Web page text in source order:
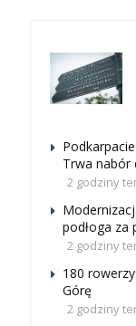
Trwa nabór
2 godziny
podłoga za
2 godziny
180
Górę
2 godziny